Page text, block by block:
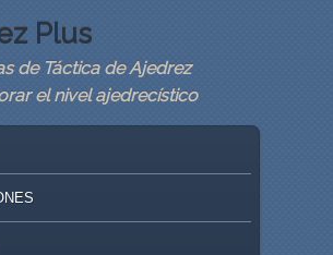
Plus
de Táctica de Ajedrez
el nivel ajedrecístico
PRIMARY CONTENT
SECONDARY CONTENT